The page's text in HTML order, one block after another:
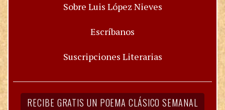
Sobre Luis López Nieves
Escríbanos
Suscripciones Literarias
RECIBE GRATIS UN POEMA CLÁSICO SEMANAL